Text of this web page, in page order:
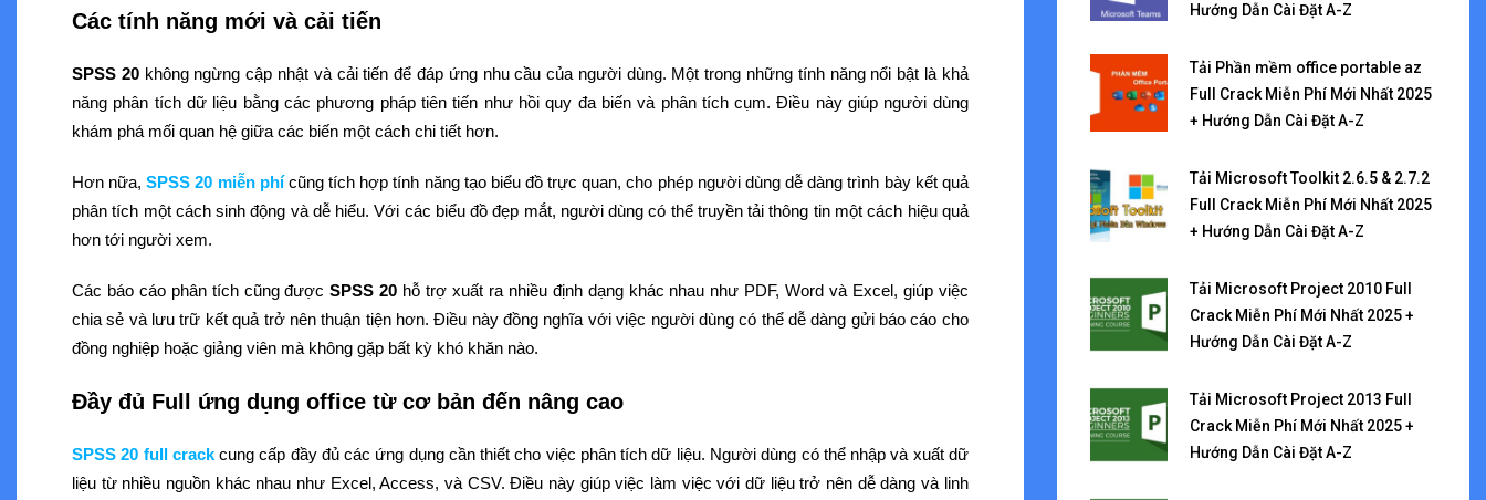
Các tính năng mới và cải tiến
SPSS 20không ngừng cập nhật và cải tiến để đáp ứng nhu cầu của người dùng. Một trong những tính năng nổi bật là khả
năng phân tích dữ liệu bằng các phương pháp tiên tiến như hồi quy đa biến và phân tích cụm. Điều này giúp người dùng
khám phá mối quan hệ giữa các biến một cách chi tiết hơn.
Hơn nữa,SPSS 20 miễn phícũng tích hợp tính năng tạo biểu đồ trực quan, cho phép người dùng dễ dàng trình bày kết quả
phân tích một cách sinh động và dễ hiểu. Với các biểu đồ đẹp mắt, người dùng có thể truyền tải thông tin một cách hiệu quả
hơn tới người xem.
Các báo cáo phân tích cũng đượcSPSS 20 hỗ trợ xuất ra nhiều định dạng khác nhau như PDF, Word và Excel, giúp việc
chia sẻ và lưu trữ kết quả trở nên thuận tiện hơn. Điều này đồng nghĩa với việc người dùng có thể dễ dàng gửi báo cáo cho
đồng nghiệp hoặc giảng viên mà không gặp bất kỳ khó khăn nào.
Đầy đủ Full ứng dụng office từ cơ bản đến nâng cao
SPSS 20 full crackcung cấp đầy đủ các ứng dụng cần thiết cho việc phân tích dữ liệu. Người dùng có thể nhập và xuất dữ
liệu từ nhiều nguồn khác nhau như Excel, Access, và CSV. Điều này giúp việc làm việc với dữ liệu trở nên dễ dàng và linh
Hướng Dẫn Cài Đặt A-Z
Tải Phần mềm office portable az
Full Crack Miễn Phí Mới Nhất 2025
+ Hướng Dẫn Cài Đặt A-Z
Tải Microsoft Toolkit 2.6.5 & 2.7.2
Full Crack Miễn Phí Mới Nhất 2025
+ Hướng Dẫn Cài Đặt A-Z
Tải Microsoft Project 2010 Full
Crack Miễn Phí Mới Nhất 2025 +
Hướng Dẫn Cài Đặt A-Z
Tải Microsoft Project 2013 Full
Crack Miễn Phí Mới Nhất 2025 +
Hướng Dẫn Cài Đặt A-Z